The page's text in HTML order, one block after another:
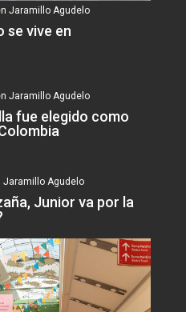
Jaramillo Agudelo
se vive en
Jaramillo Agudelo
fue elegido como
Jaramillo Agudelo
Junior va por la